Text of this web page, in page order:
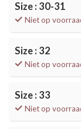
Size : 30-31
Niet op
Size : 32
Niet op
Size : 33
Niet op